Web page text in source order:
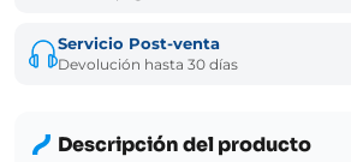
Servicio Post-venta
Devolución hasta 30 días
Descripción del producto